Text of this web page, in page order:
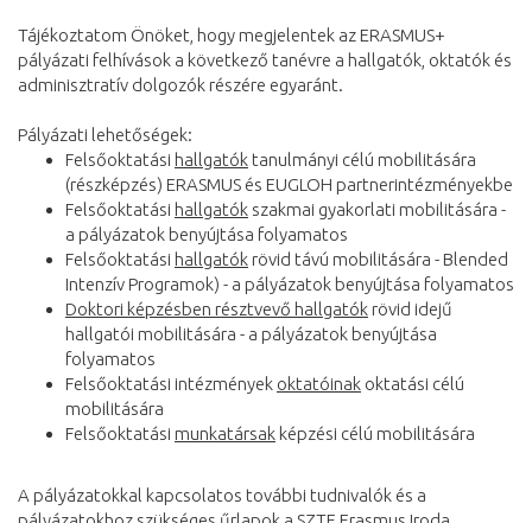
Tájékoztatom Önöket, hogy megjelentek az ERASMUS+
pályázati felhívások a következő tanévre a hallgatók, oktatók és
adminisztratív dolgozók részére egyaránt.
Pályázati lehetőségek:
Felsőoktatási hallgatók tanulmányi célú mobilitására
(részképzés) ERASMUS és EUGLOH partnerintézményekbe
Felsőoktatási hallgatók szakmai gyakorlati mobilitására -
a pályázatok benyújtása folyamatos
Felsőoktatási hallgatók rövid távú mobilitására - Blended
Intenzív Programok) - a pályázatok benyújtása folyamatos
Doktori képzésben résztvevő hallgatók rövid idejű
hallgatói mobilitására - a pályázatok benyújtása
folyamatos
Felsőoktatási intézmények oktatóinak oktatási célú
mobilitására
Felsőoktatási munkatársak képzési célú mobilitására
A pályázatokkal kapcsolatos további tudnivalók és a